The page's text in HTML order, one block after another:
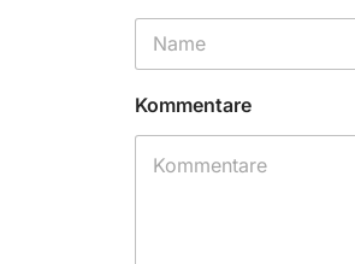
Kommentare